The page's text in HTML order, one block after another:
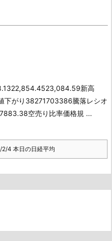
新高
下がり38271703386騰落レシオ
空売り比率価格規 ...
4 本日の日経平均